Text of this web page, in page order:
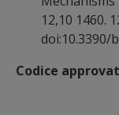
12,10 1460.
doi:10.3390/
Codice